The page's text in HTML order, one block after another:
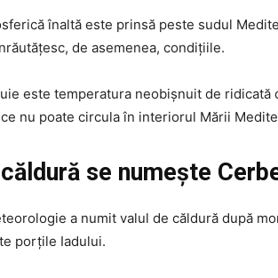
înaltă este prinsă peste sudul
de asemenea, condițiile.
este temperatura neobișnuit de ridicată
nu poate circula în interiorul Mării
se numește
a numit valul de căldură după
porțile Iadului.